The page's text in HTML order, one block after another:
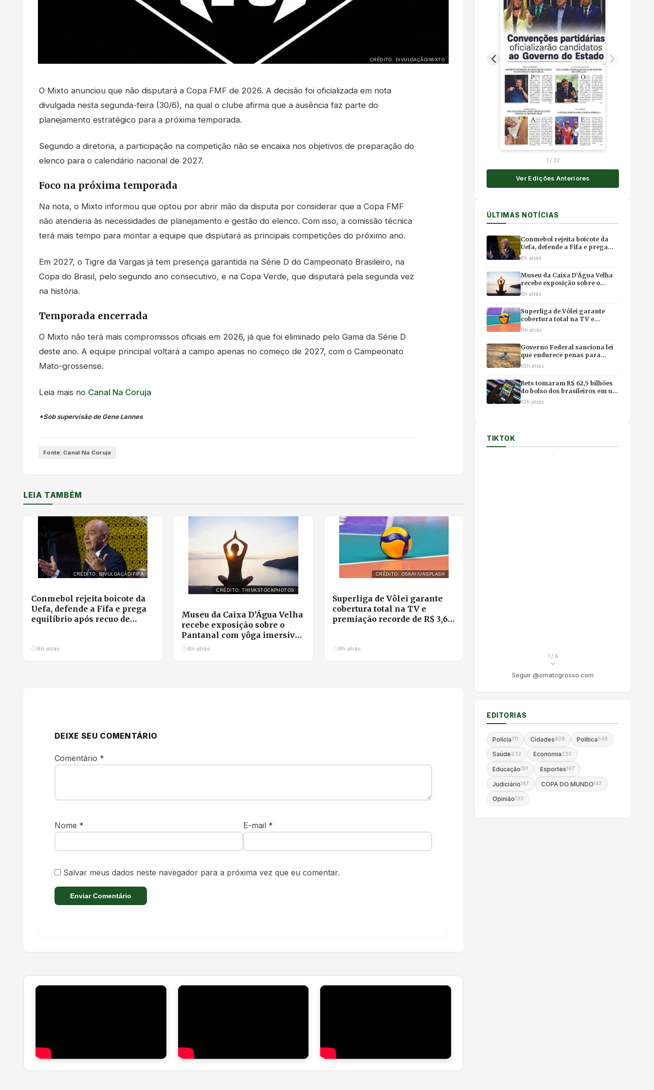
CRÉDITO: DIVULGAÇÃO/MIXTO
O Mixto anunciou que não disputará a Copa FMF de 2026. A decisão foi oficializada em nota
divulgada nesta segunda-feira (30/6), na qual o clube afirma que a ausência faz parte do
planejamento estratégico para a próxima temporada.
Segundo a diretoria, a participação na competição não se encaixa nos objetivos de preparação do
elenco para o calendário nacional de 2027.
Foco na próxima temporada
Na nota, o Mixto informou que optou por abrir mão da disputa por considerar que a Copa FMF
não atenderia às necessidades de planejamento e gestão do elenco. Com isso, a comissão técnica
terá mais tempo para montar a equipe que disputará as principais competições do próximo ano.
Em 2027, o Tigre da Vargas já tem presença garantida na Série D do Campeonato Brasileiro, na
Copa do Brasil, pelo segundo ano consecutivo, e na Copa Verde, que disputará pela segunda vez
na história.
Temporada encerrada
O Mixto não terá mais compromissos oficiais em 2026, já que foi eliminado pelo Gama da Série D
deste ano. A equipe principal voltará a campo apenas no começo de 2027, com o Campeonato
Mato-grossense.
Leia mais no Canal Na Coruja
*Sob supervisão de Gene Lannes
Fonte: Canal Na Coruja
LEIA TAMBÉM
CRÉDITO: DIVULGAÇÃO/FIFA
Conmebol rejeita boicote da
Uefa, defende a Fifa e prega
equilíbrio após recuo de
8h atrás
CRÉDITO: THINKSTOCKPHOTOS
Museu da Caixa D’Água Velha
recebe exposição sobre o
Pantanal com yôga imersivo
e feirinha em Cuiabá
8h atrás
CRÉDITO: OSKAY/UNSPLASH
Superliga de Vôlei garante
cobertura total na TV e
premiação recorde de R$ 3,6
9h atrás
DEIXE SEU COMENTÁRIO
Comentário *
Nome * E-mail *
Salvar meus dados neste navegador para a próxima vez que eu comentar.
1 / 32
Ver Edições Anteriores
ÚLTIMAS NOTÍCIAS
Conmebol rejeita boicote da
Uefa, defende a Fifa e prega
equilíbrio após recuo de
8h atrás
Museu da Caixa D’Água Velha
recebe exposição sobre o
Pantanal com yôga imersivo e
8h atrás
Superliga de Vôlei garante
cobertura total na TV e
premiação recorde de R$ 3,6
9h atrás
Governo Federal sanciona lei
que endurece penas para
crimes sexuais contra
10h atrás
Bets tomaram R$ 62,5 bilhões
do bolso dos brasileiros em um
ano, revela estudo
10h atrás
TIKTOK
1 / 6
Seguir @omatogrosso.com
EDITORIAS
Polícia711 Cidades608 Política548
Saúde232 Economia230
Educação191 Esportes167
Judiciário167 COPA DO MUNDO147
Opinião133